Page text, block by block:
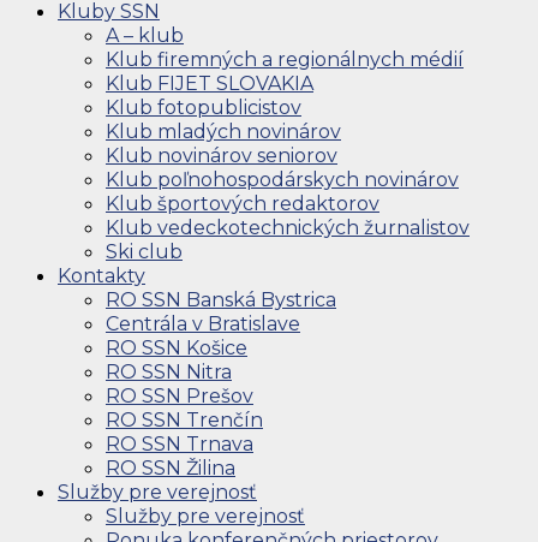
Kluby SSN
A – klub
Klub firemných a regionálnych médií
Klub FIJET SLOVAKIA
Klub fotopublicistov
Klub mladých novinárov
Klub novinárov seniorov
Klub poľnohospodárskych novinárov
Klub športových redaktorov
Klub vedeckotechnických žurnalistov
Ski club
Kontakty
RO SSN Banská Bystrica
Centrála v Bratislave
RO SSN Košice
RO SSN Nitra
RO SSN Prešov
RO SSN Trenčín
RO SSN Trnava
RO SSN Žilina
Služby pre verejnosť
Služby pre verejnosť